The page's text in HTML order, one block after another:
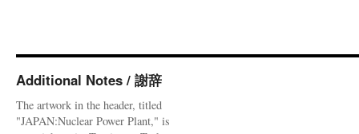
Additional Notes / 謝辞
The artwork in the header, titled
"JAPAN:Nuclear Power Plant," is